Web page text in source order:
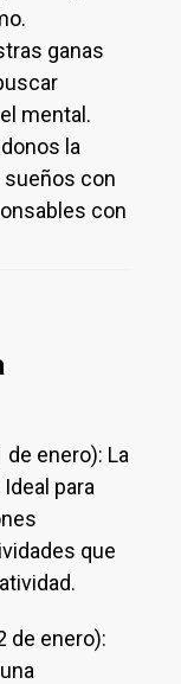
ganas
mental.
la
con
con
de enero): La
para
que
de enero):